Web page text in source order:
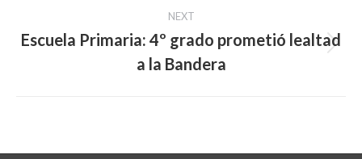
NEXT
Next
post:
Escuela Primaria: 4º grado prometió lealtad
a la Bandera